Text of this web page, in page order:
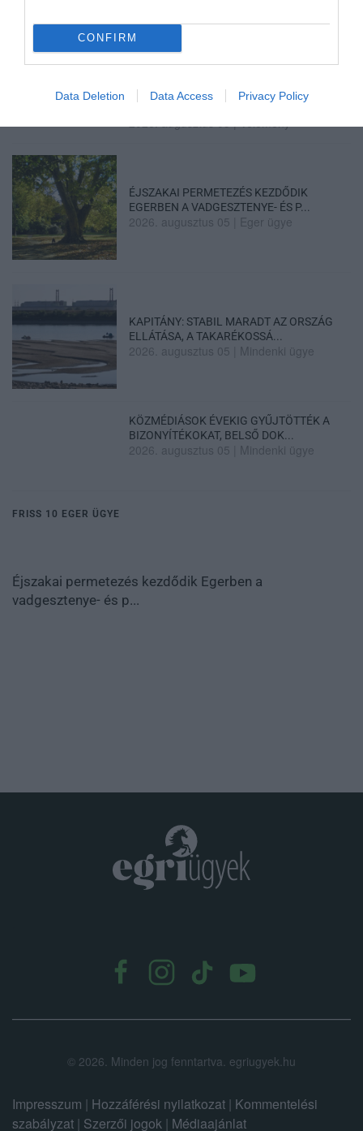
CONFIRM
Data Deletion Data Access Privacy Policy
BIZTOSÍTOTTÁK BE A PÉNZCSAPHOZ...
2026. augusztus 05
ÉJSZAKAI PERMETEZÉS KEZDŐDIK
EGERBEN A VADGESZTENYE- ÉS P...
2026. augusztus 05 Eger ügye
KAPITÁNY: STABIL MARADT AZ ORSZÁG
ELLÁTÁSA, A TAKARÉKOSSÁ...
2026. augusztus 05 Mindenki ügye
KÖZMÉDIÁSOK ÉVEKIG GYŰJTÖTTÉK A
BIZONYÍTÉKOKAT, BELSŐ DOK...
2026. augusztus 05 Mindenki ügye
FRISS 10 EGER ÜGYE
Éjszakai permetezés kezdődik Egerben a
vadgesztenye- és p...
© 2026. Minden jog fenntartva. egriugyek.hu
Impresszum | Hozzáférési nyilatkozat | Kommentelési
szabályzat | Szerzői jogok | Médiaajánlat